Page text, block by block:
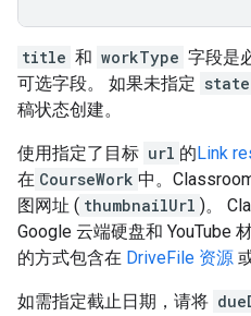
title 和 workType 字段是
可选字段。 如果未指定 state
稿状态创建。
使用指定了目标 url 的Link
在 CourseWork 中。
图网址 ( thumbnailUrl )。
Google 云端硬盘和 YouTube
的方式包含在 DriveFile 资源
如需指定截止日期，请将